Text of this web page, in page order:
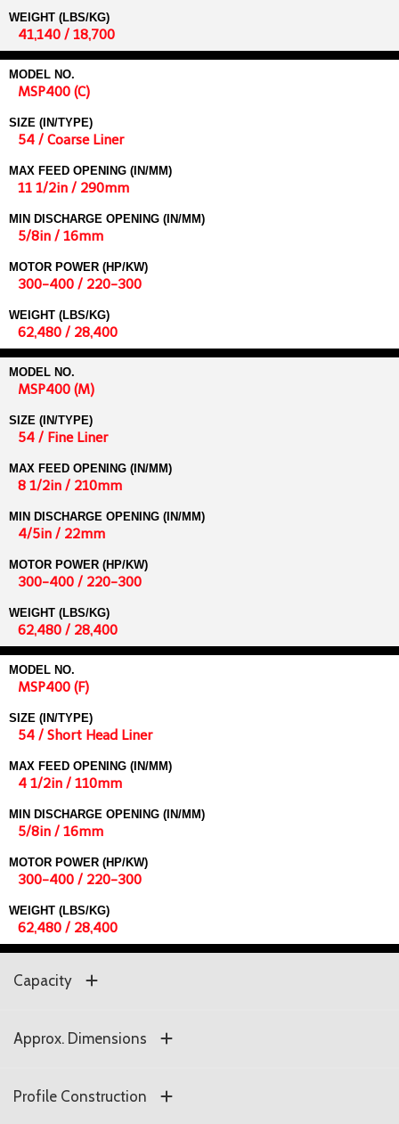
WEIGHT (LBS/KG)
41,140 / 18,700
MODEL NO.
MSP400 (C)
SIZE (IN/TYPE)
54 / Coarse Liner
MAX FEED OPENING (IN/MM)
11 1/2in / 290mm
MIN DISCHARGE OPENING (IN/MM)
5/8in / 16mm
MOTOR POWER (HP/KW)
300-400 / 220-300
WEIGHT (LBS/KG)
62,480 / 28,400
MODEL NO.
MSP400 (M)
SIZE (IN/TYPE)
54 / Fine Liner
MAX FEED OPENING (IN/MM)
8 1/2in / 210mm
MIN DISCHARGE OPENING (IN/MM)
4/5in / 22mm
MOTOR POWER (HP/KW)
300-400 / 220-300
WEIGHT (LBS/KG)
62,480 / 28,400
MODEL NO.
MSP400 (F)
SIZE (IN/TYPE)
54 / Short Head Liner
MAX FEED OPENING (IN/MM)
4 1/2in / 110mm
MIN DISCHARGE OPENING (IN/MM)
5/8in / 16mm
MOTOR POWER (HP/KW)
300-400 / 220-300
WEIGHT (LBS/KG)
62,480 / 28,400
Capacity
Approx. Dimensions
Profile Construction